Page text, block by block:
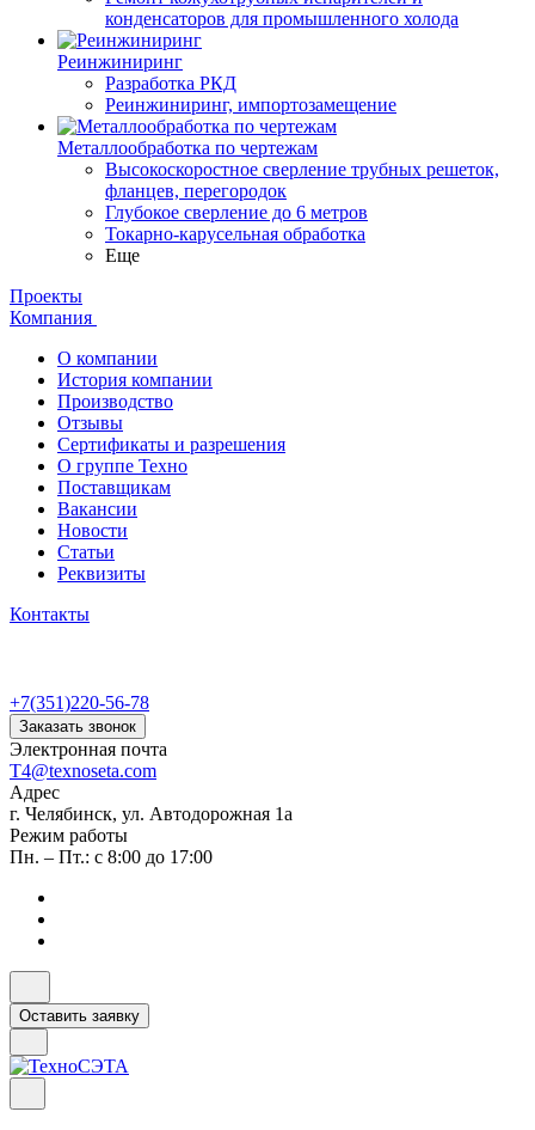
конденсаторов для промышленного холода
Реинжиниринг
Разработка РКД
Реинжиниринг, импортозамещение
Металлообработка по чертежам
Высокоскоростное сверление трубных решеток,
фланцев, перегородок
Глубокое сверление до 6 метров
Токарно-карусельная обработка
Еще
Проекты
Компания
О компании
История компании
Производство
Отзывы
Сертификаты и разрешения
О группе Техно
Поставщикам
Вакансии
Новости
Статьи
Реквизиты
Контакты
+7(351)220-56-78
Заказать звонок
Электронная почта
T4@texnoseta.com
Адрес
г. Челябинск, ул. Автодорожная 1а
Режим работы
Пн. – Пт.: с 8:00 до 17:00
Оставить заявку